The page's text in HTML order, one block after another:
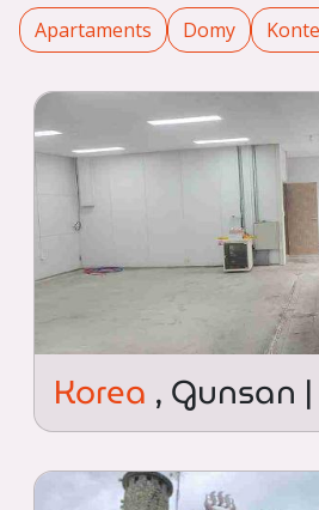
Apartaments Domy
Korea , Gunsan